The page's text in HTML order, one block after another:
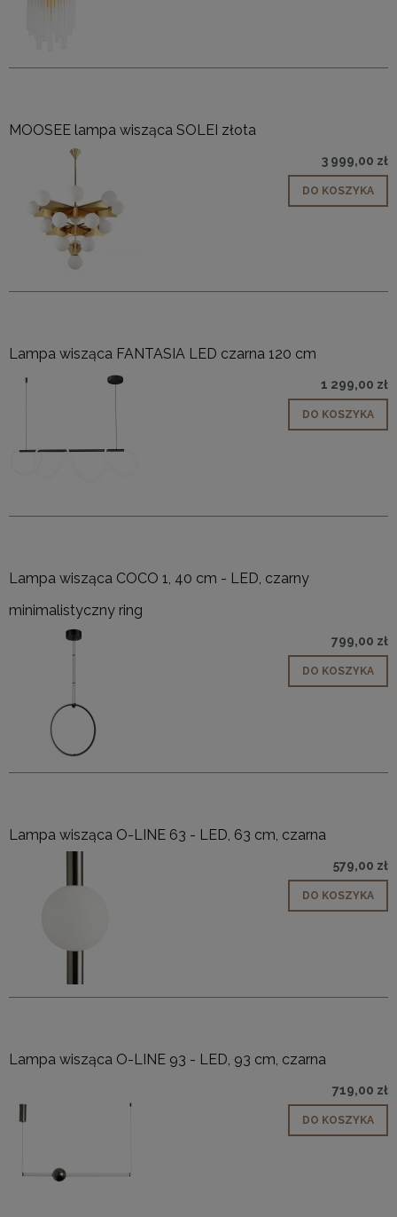
MOOSEE lampa wisząca SOLEI złota
3 999,00 zł
DO KOSZYKA
Lampa wisząca FANTASIA LED czarna 120 cm
1 299,00 zł
DO KOSZYKA
Lampa wisząca COCO 1, 40 cm - LED, czarny
minimalistyczny ring
799,00 zł
DO KOSZYKA
Lampa wisząca O-LINE 63 - LED, 63 cm, czarna
579,00 zł
DO KOSZYKA
Lampa wisząca O-LINE 93 - LED, 93 cm, czarna
719,00 zł
DO KOSZYKA